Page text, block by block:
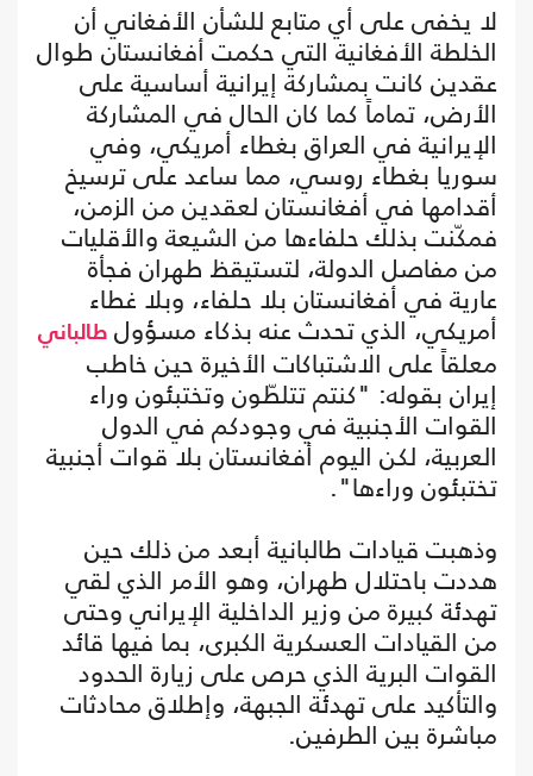
لا يخفى على أي متابع للشأن الأفغاني أن
الخلطة الأفغانية التي حكمت أفغانستان طوال
عقدين كانت بمشاركة إيرانية أساسية على
الأرض، تماماً كما كان الحال في المشاركة
الإيرانية في العراق بغطاء أمريكي، وفي
سوريا بغطاء روسي، مما ساعد على ترسيخ
أقدامها في أفغانستان لعقدين من الزمن،
فمكّنت بذلك حلفاءها من الشيعة والأقليات
من مفاصل الدولة، لتستيقظ طهران فجأة
عارية في أفغانستان بلا حلفاء، وبلا غطاء
أمريكي، الذي تحدث عنه بذكاء مسؤول طالباني
معلقاً على الاشتباكات الأخيرة حين خاطب
إيران بقوله: "كنتم تتلطّون وتختبئون وراء
القوات الأجنبية في وجودكم في الدول
العربية، لكن اليوم أفغانستان بلا قوات أجنبية
تختبئون وراءها".
وذهبت قيادات طالبانية أبعد من ذلك حين
هددت باحتلال طهران، وهو الأمر الذي لقي
تهدئة كبيرة من وزير الداخلية الإيراني وحتى
من القيادات العسكرية الكبرى، بما فيها قائد
القوات البرية الذي حرص على زيارة الحدود
والتأكيد على تهدئة الجبهة، وإطلاق محادثات
مباشرة بين الطرفين.